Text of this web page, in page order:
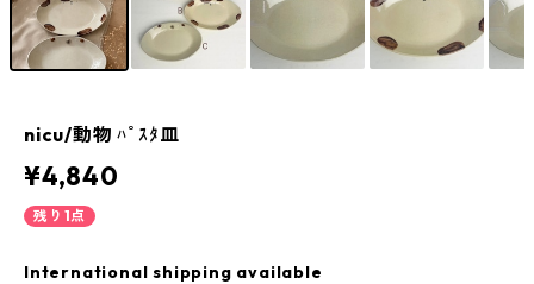
nicu/動物 ﾊﾟｽﾀ皿
¥4,840
残り1点
International shipping available